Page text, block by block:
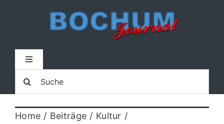
Toggle
Home
Lokal
Suche
nach:
Home Beiträge
Kultur